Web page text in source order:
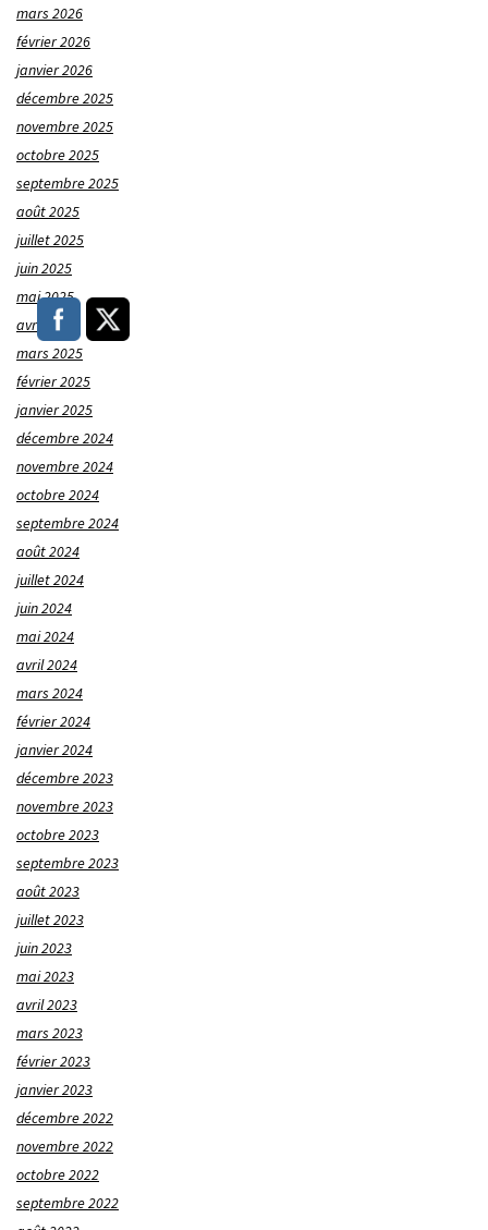
mars 2026
février 2026
janvier 2026
décembre 2025
novembre 2025
octobre 2025
septembre 2025
août 2025
juillet 2025
juin 2025
mai 2025
avril 2025
mars 2025
février 2025
janvier 2025
décembre 2024
novembre 2024
octobre 2024
septembre 2024
août 2024
juillet 2024
juin 2024
mai 2024
avril 2024
mars 2024
février 2024
janvier 2024
décembre 2023
novembre 2023
octobre 2023
septembre 2023
août 2023
juillet 2023
juin 2023
mai 2023
avril 2023
mars 2023
février 2023
janvier 2023
décembre 2022
novembre 2022
octobre 2022
septembre 2022